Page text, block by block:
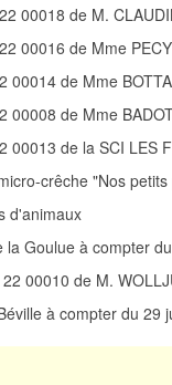
00018 de M.
00016 de Mme
00014 de Mme
00008 de Mme
de la SCI LES
crêche "Nos petits
d'animaux
Goulue à compter
00010 de M.
à compter du 29